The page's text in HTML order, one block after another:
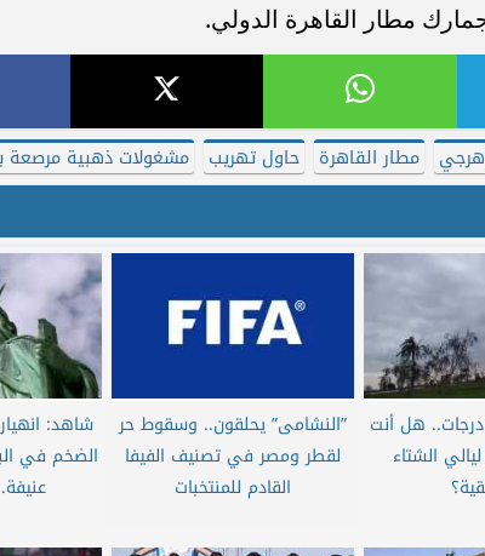
مطار القاهرة الدولي.
مطار القاهرة حاول تهريب مشغولات ذهبية مرصعة
الحرارة تلمس 5 درجات.. هل أنت
الشتاء
”النشامى” يحلقون.. وسقوط حر
لقطر ومصر في تصنيف الفيفا
القادم للمنتخبات
شاهد:
الضخم في